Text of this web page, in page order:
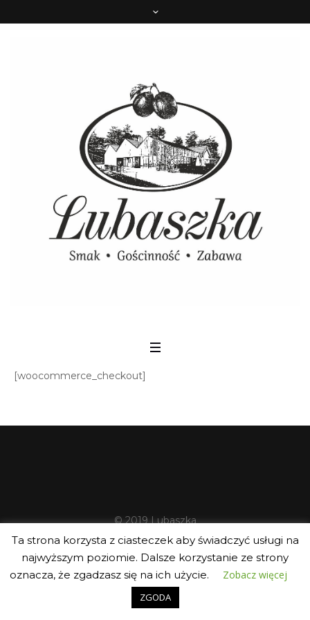
[woocommerce_checkout]
© 2019 Lubaszka
Ta strona korzysta z ciasteczek aby świadczyć usługi na
najwyższym poziomie. Dalsze korzystanie ze strony
oznacza, że zgadzasz się na ich użycie.
Zobacz więcej
ZGODA